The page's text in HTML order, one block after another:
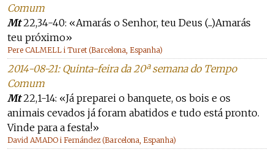
Comum
Mt22,34-40: «Amarás o Senhor, teu Deus (...)Amarás
teu próximo»
Pere CALMELL i Turet (Barcelona, Espanha)
2014-08-21: Quinta-feira da 20ª semana do Tempo
Comum
Mt22,1-14: «Já preparei o banquete, os bois e os
animais cevados já foram abatidos e tudo está pronto.
Vinde para a festa!»
David AMADO i Fernández (Barcelona, Espanha)